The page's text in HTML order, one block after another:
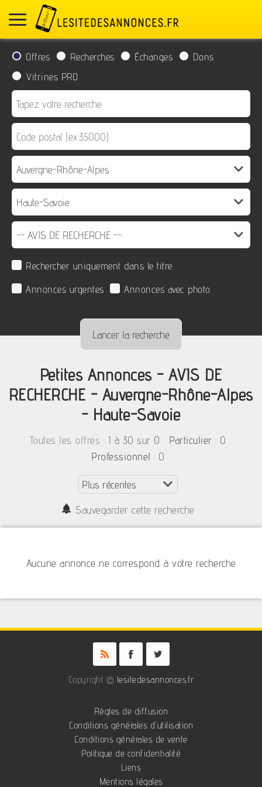
Offres Recherches Échanges
Dons
Vitrines PRO
Rechercher uniquement dans le titre
Annonces urgentes
Annonces avec photo
Petites Annonces - AVIS DE
RECHERCHE - Auvergne-Rhône-Alpes
- Haute-Savoie
Toutes les offres : 1 à 30 sur 0 Particulier : 0
Professionnel : 0
Sauvegarder cette recherche
Aucune annonce ne correspond à votre recherche
Copyright © lesitedesannonces.fr
Règles de diffusion
Conditions générales d'utilisation
Conditions générales de vente
Politique de confidentialité
Liens
Mentions légales